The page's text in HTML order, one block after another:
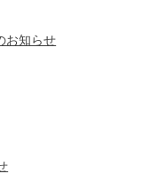
お知らせ